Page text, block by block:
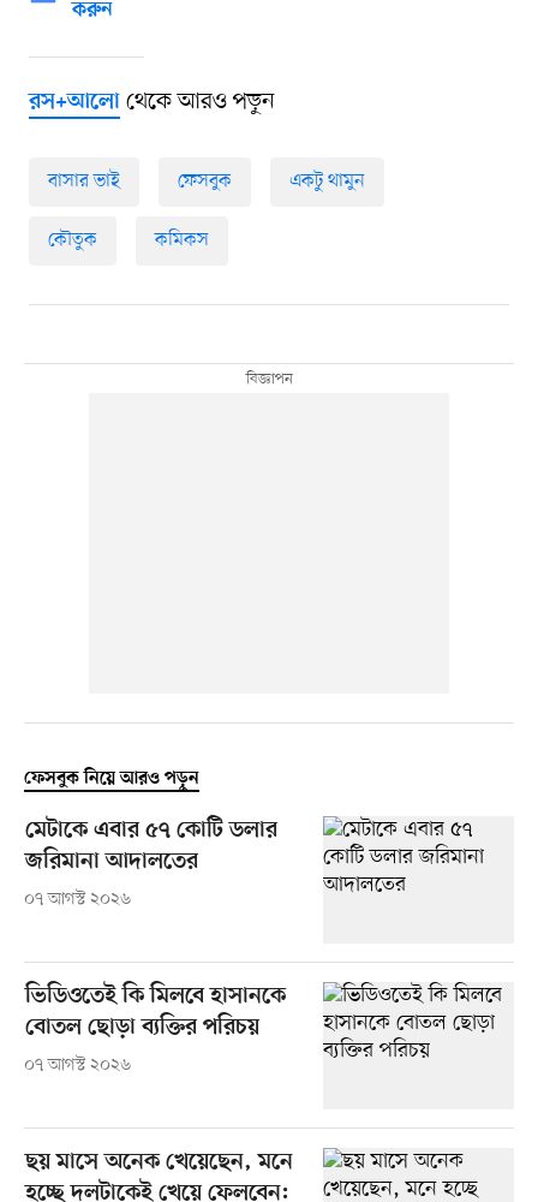
করুন
রস+আলোথেকে আরও পড়ুন
বাসার ভাই ফেসবুক একটু থামুন
কৌতুক কমিকস
ফেসবুক নিয়ে আরও পড়ুন
মেটাকে এবার ৫৭ কোটি ডলার
জরিমানা আদালতের
০৭ আগস্ট ২০২৬
ভিডিওতেই কি মিলবে হাসানকে
বোতল ছোড়া ব্যক্তির পরিচয়
০৭ আগস্ট ২০২৬
ছয় মাসে অনেক খেয়েছেন, মনে
হচ্ছে দলটাকেই খেয়ে ফেলবেন: